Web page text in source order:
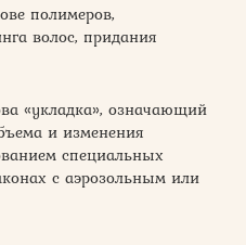
полимеров,
волос, придания
«укладка», означающий
и изменения
специальных
с аэрозольным или